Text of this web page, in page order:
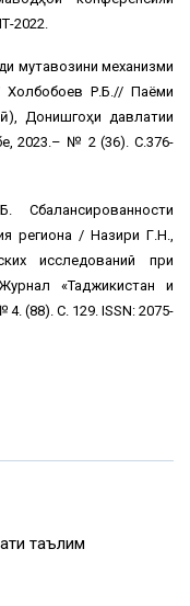
2022.
мутавозини механизми
Р.Б.// Паёми
Донишгоҳи давлатии
2023.– № 2 (36). С.376-
региона / Назири Г.Н.,
исследований при
«Таджикистан и
(88). С. 129. ISSN: 2075-
таълим